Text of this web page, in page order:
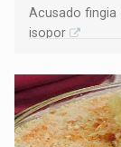
Acusado fingia
isopor